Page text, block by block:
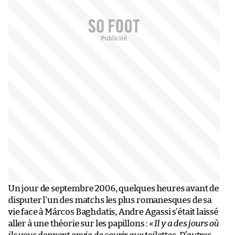
Un jour de septembre 2006, quelques heures avant de
disputer l’un des matchs les plus romanesques de sa
vie face à Márcos Baghdatis, Andre Agassi s’était laissé
aller à une théorie sur les papillons : « Il y a des jours où